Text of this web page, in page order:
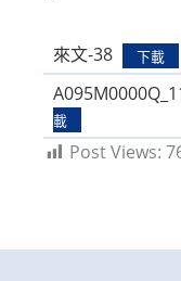
來文-38 下載
載
Post Views: